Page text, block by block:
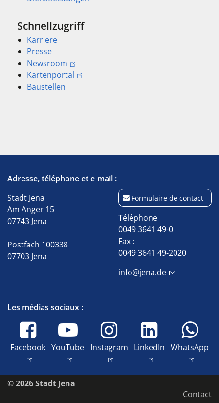
Schnellzugriff
Karriere
Presse
Newsroom
Kartenportal
Baustellen
Adresse, téléphone et e-mail :
Stadt Jena
Am Anger 15
07743 Jena
Postfach 100338
07703 Jena
Formulaire de contact
Téléphone
0049 3641 49-0
Fax :
0049 3641 49-2020
info@jena.de
Les médias sociaux :
Facebook YouTube Instagram LinkedIn WhatsApp
© 2026 Stadt Jena
Contact